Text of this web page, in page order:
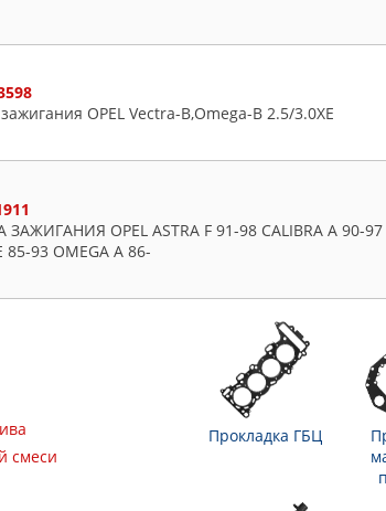
OPEL Vectra-B,Omega-B 2.5/3.0XE
OPEL ASTRA F 91-98 CALIBRA A 90-97
85-93 OMEGA A 86-
смеси
Прокладка ГБЦ